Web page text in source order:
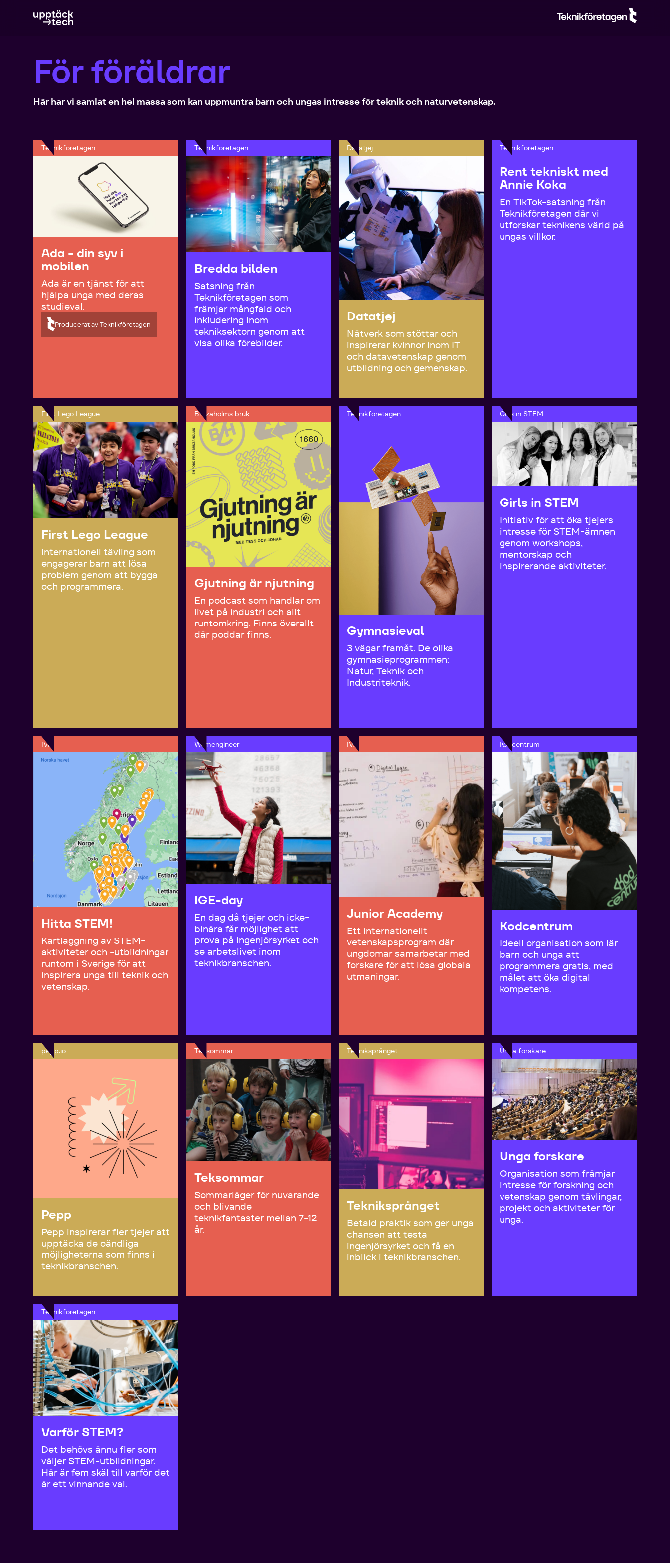
För föräldrar
Här har vi samlat en hel massa som kan uppmuntra barn och ungas intresse för teknik och naturvetenskap.
Teknikföretagen
Ada - din syv i
mobilen
Ada är en tjänst för att
hjälpa unga med deras
studieval.
Producerat av Teknikföretagen
Teknikföretagen
Bredda bilden
Satsning från
Teknikföretagen som
främjar mångfald och
inkludering inom
tekniksektorn genom att
visa olika förebilder.
Datatjej
Datatjej
Nätverk som stöttar och
inspirerar kvinnor inom IT
och datavetenskap genom
utbildning och gemenskap.
Teknikföretagen
Rent tekniskt med
Annie Koka
En TikTok-satsning från
Teknikföretagen där vi
utforskar teknikens värld på
ungas villkor.
First Lego League
First Lego League
Internationell tävling som
engagerar barn att lösa
problem genom att bygga
och programmera.
Bruzaholms bruk
Gjutning är njutning
En podcast som handlar om
livet på industri och allt
runtomkring. Finns överallt
där poddar finns.
Teknikföretagen
Gymnasieval
3 vägar framåt. De olika
gymnasieprogrammen:
Natur, Teknik och
Industriteknik.
Girls in STEM
Girls in STEM
Initiativ för att öka tjejers
intresse för STEM-ämnen
genom workshops,
mentorskap och
inspirerande aktiviteter.
IVA
Hitta STEM!
Kartläggning av STEM-
aktiviteter och -utbildningar
runtom i Sverige för att
inspirera unga till teknik och
vetenskap.
Womengineer
IGE-day
En dag då tjejer och icke-
binära får möjlighet att
prova på ingenjörsyrket och
se arbetslivet inom
teknikbranschen.
IVA
Junior Academy
Ett internationellt
vetenskapsprogram där
ungdomar samarbetar med
forskare för att lösa globala
utmaningar.
Kodcentrum
Kodcentrum
Ideell organisation som lär
barn och unga att
programmera gratis, med
målet att öka digital
kompetens.
pepp.io
Pepp
Pepp inspirerar fler tjejer att
upptäcka de oändliga
möjligheterna som finns i
teknikbranschen.
Teksommar
Teksommar
Sommarläger för nuvarande
och blivande
teknikfantaster mellan 7-12
år.
Tekniksprånget
Tekniksprånget
Betald praktik som ger unga
chansen att testa
ingenjörsyrket och få en
inblick i teknikbranschen.
Unga forskare
Unga forskare
Organisation som främjar
intresse för forskning och
vetenskap genom tävlingar,
projekt och aktiviteter för
unga.
Teknikföretagen
Varför STEM?
Det behövs ännu fler som
väljer STEM-utbildningar.
Här är fem skäl till varför det
är ett vinnande val.